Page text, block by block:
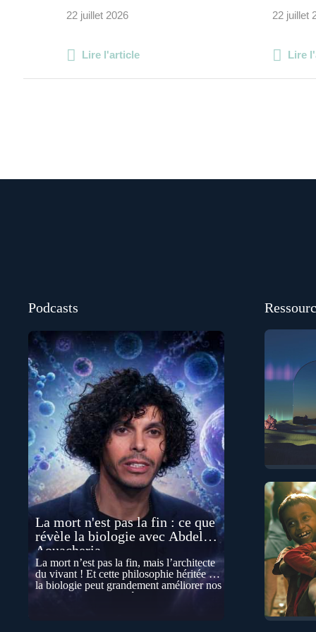
22 juillet 2026
Lire l'article
22 juillet
Lire
Podcasts
La mort n'est pas la fin : ce que
révèle la biologie avec Abdel
Aouacheria
La mort n’est pas la fin, mais l’architecte
du vivant ! Et cette philosophie héritée de
la biologie peut grandement améliorer nos